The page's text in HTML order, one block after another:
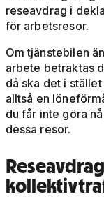
reseavdrag i
för arbetsresor.
Om tjänstebilen
arbete betraktas
då ska det i
alltså en
du får inte göra
dessa resor.